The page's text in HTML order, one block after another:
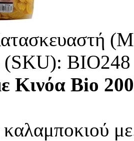
ΒΙΟ248
Κινόα Bio
καλαμποκιού